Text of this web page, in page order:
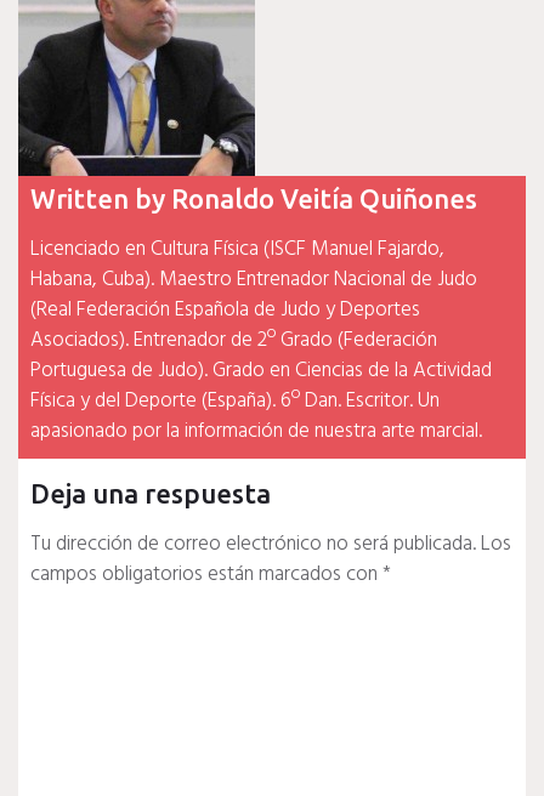
Written by Ronaldo Veitía Quiñones
Licenciado en Cultura Física (ISCF Manuel Fajardo,
Habana, Cuba). Maestro Entrenador Nacional de Judo
(Real Federación Española de Judo y Deportes
Asociados). Entrenador de 2º Grado (Federación
Portuguesa de Judo). Grado en Ciencias de la Actividad
Física y del Deporte (España). 6º Dan. Escritor. Un
apasionado por la información de nuestra arte marcial.
Deja una respuesta
Tu dirección de correo electrónico no será publicada.Los
campos obligatorios están marcados con*